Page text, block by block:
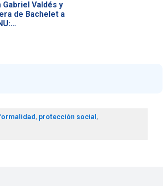
Gabriel Valdés y
de Bachelet a
, protección social ,